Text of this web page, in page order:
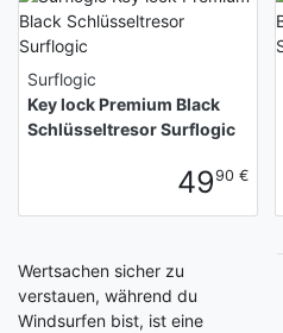
Surflogic
Key lock Premium Black
Schlüsseltresor Surflogic
4990 €
Wertsachen sicher zu
verstauen, während du
Windsurfen bist, ist eine